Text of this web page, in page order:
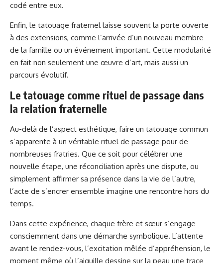
codé entre eux.
Enfin, le tatouage fraternel laisse souvent la porte ouverte
à des extensions, comme l’arrivée d’un nouveau membre
de la famille ou un événement important. Cette modularité
en fait non seulement une œuvre d’art, mais aussi un
parcours évolutif.
Le tatouage comme rituel de passage dans
la relation fraternelle
Au-delà de l’aspect esthétique, faire un tatouage commun
s’apparente à un véritable rituel de passage pour de
nombreuses fratries. Que ce soit pour célébrer une
nouvelle étape, une réconciliation après une dispute, ou
simplement affirmer sa présence dans la vie de l’autre,
l’acte de s’encrer ensemble imagine une rencontre hors du
temps.
Dans cette expérience, chaque frère et sœur s’engage
consciemment dans une démarche symbolique. L’attente
avant le rendez-vous, l’excitation mêlée d’appréhension, le
moment même où l’aiguille dessine sur la peau une trace